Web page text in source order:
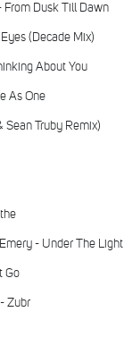
Dusk Till Dawn
(Decade Mix)
About You
As One
Truby Remix)
- Under The Light
Go
Zubr